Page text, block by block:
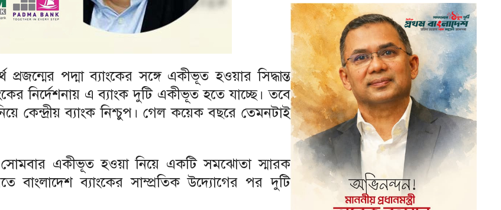
পদ্মা ব্যাংকের সঙ্গে একীভূত হওয়ার সিদ্ধান্ত
নির্দেশনায় এ ব্যাংক দুটি একীভূত হতে যাচ্ছে। তবে
কেন্দ্রীয় ব্যাংক নিশ্চুপ। গেল কয়েক বছরে তেমনটাই
একীভূত হওয়া নিয়ে একটি সমঝোতা স্মারক
বাংলাদেশ ব্যাংকের সাম্প্রতিক উদ্যোগের পর দুটি